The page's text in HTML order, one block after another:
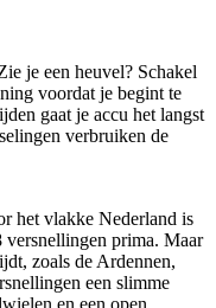
je een heuvel? Schakel
voordat je begint te
gaat je accu het langst
verbruiken de
het vlakke Nederland is
versnellingen prima. Maar
zoals de Ardennen,
een slimme